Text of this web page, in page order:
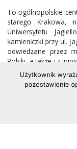
To ogólnopolskie
starego Krakowa,
Uniwersytetu
kamieniczki przy ul.
odwiedzane przez
Polski, a także i z
Zapraszamy do
Górskiej PTTK w
również informacji
Użytkownik
pozostawienie